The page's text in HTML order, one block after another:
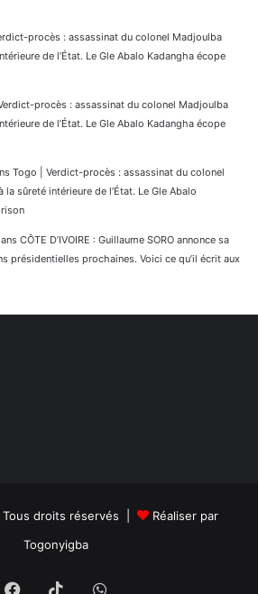
procès : assassinat du colonel Madjoulba
de l’État. Le Gle Abalo Kadangha écope
procès : assassinat du colonel Madjoulba
de l’État. Le Gle Abalo Kadangha écope
Togo | Verdict-procès : assassinat du colonel
sûreté intérieure de l’État. Le Gle Abalo
CÔTE D’IVOIRE : Guillaume SORO annonce sa
présidentielles prochaines. Voici ce qu’il écrit aux
droits réservés |
Réaliser par
Togonyigba
Facebook
TikTokWhatsApp